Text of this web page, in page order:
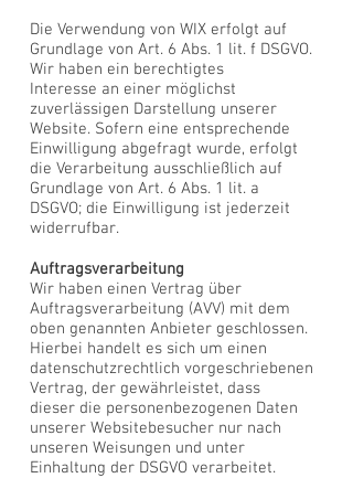
Die Verwendung von WIX erfolgt auf
Grundlage von Art. 6 Abs. 1 lit. f DSGVO.
Wir haben ein berechtigtes
Interesse an einer möglichst
zuverlässigen Darstellung unserer
Website. Sofern eine entsprechende
Einwilligung abgefragt wurde, erfolgt
die Verarbeitung ausschließlich auf
Grundlage von Art. 6 Abs. 1 lit. a
DSGVO; die Einwilligung ist jederzeit
widerrufbar.
Auftragsverarbeitung
Wir haben einen Vertrag über
Auftragsverarbeitung (AVV) mit dem
oben genannten Anbieter geschlossen.
Hierbei handelt es sich um einen
datenschutzrechtlich vorgeschriebenen
Vertrag, der gewährleistet, dass
dieser die personenbezogenen Daten
unserer Websitebesucher nur nach
unseren Weisungen und unter
Einhaltung der DSGVO verarbeitet.